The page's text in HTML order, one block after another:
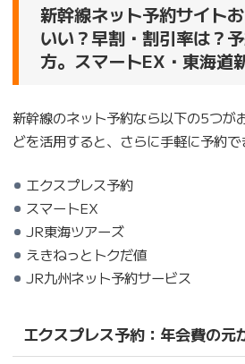
新幹線ネット予約サイト
いい？早割・割引率は？
方。スマートEX・東海道
新幹線のネット予約なら以下の5つが
どを活用すると、さらに手軽に予約で
エクスプレス予約
スマートEX
JR東海ツアーズ
えきねっとトクだ値
JR九州ネット予約サービス
エクスプレス予約：年会費の元